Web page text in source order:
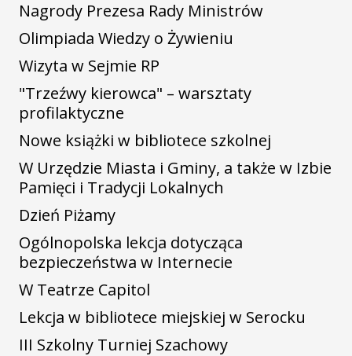
Nagrody Prezesa Rady Ministrów
Olimpiada Wiedzy o Żywieniu
Wizyta w Sejmie RP
"Trzeźwy kierowca" – warsztaty
profilaktyczne
Nowe książki w bibliotece szkolnej
W Urzędzie Miasta i Gminy, a także w Izbie
Pamięci i Tradycji Lokalnych
Dzień Piżamy
Ogólnopolska lekcja dotycząca
bezpieczeństwa w Internecie
W Teatrze Capitol
Lekcja w bibliotece miejskiej w Serocku
III Szkolny Turniej Szachowy